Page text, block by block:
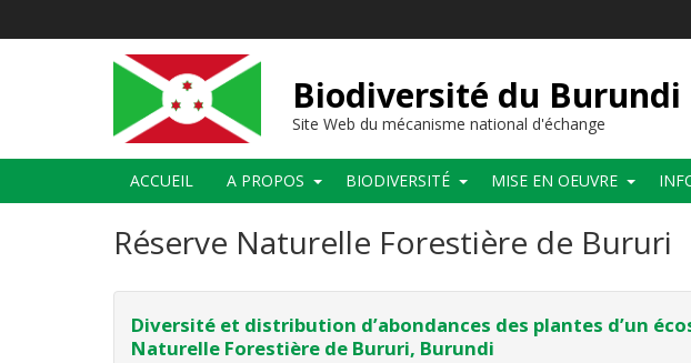
Biodiversité du Burundi
Site Web du mécanisme national d'échange
Main
navigation
ACCUEIL A PROPOS BIODIVERSITÉ MISE EN OEUVRE
Réserve Naturelle Forestière de Bururi
Diversité et distribution d’abondances des plantes d’un
Naturelle Forestière de Bururi, Burundi